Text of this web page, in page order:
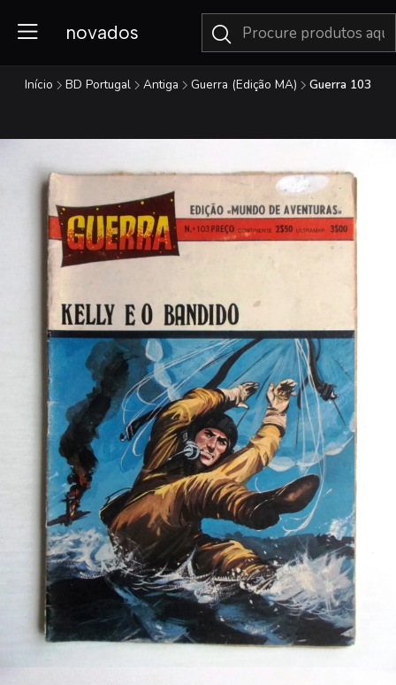
novados
Início BD Portugal Antiga Guerra (Edição MA) Guerra 103